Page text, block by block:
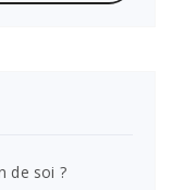
de soi ?